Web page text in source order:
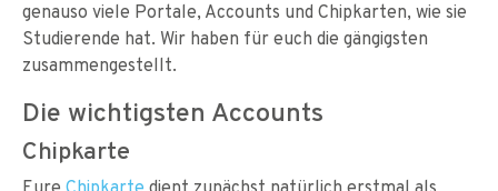
genauso viele Portale, Accounts und Chipkarten, wie sie
Studierende hat. Wir haben für euch die gängigsten
zusammengestellt.
Die wichtigsten Accounts
Chipkarte